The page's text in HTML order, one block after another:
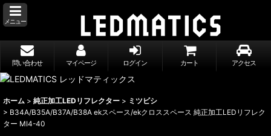
メニュー
問い合わせ マイページ ログイン カート アクセス
ホーム > 純正加工LEDリフレクター > ミツビシ
> B34A/B35A/B37A/B38A ekスペース/ekクロススペース 純正加工LEDリフレク
ター MI4-40